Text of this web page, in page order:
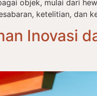
objek, mulai dari
ketelitian, dan
Inovasi